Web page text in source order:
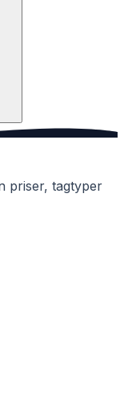
ikke
højde, form
særligt i
priser, tagtyper